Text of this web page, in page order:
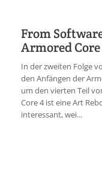
From
Armored Core
In der zweiten Folge
den Anfängen der
um den vierten Teil
Core 4 ist eine Art
interessant, wei...